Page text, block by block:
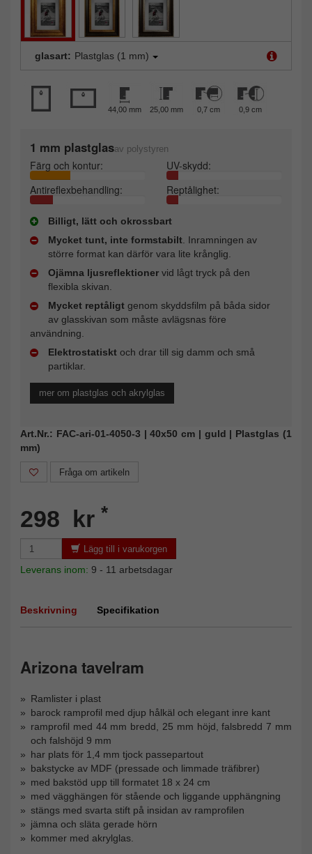
glasart: Plastglas (1 mm)
44,00 mm 25,00 mm 0,7 cm 0,9 cm
1 mm plastglasav polystyren
Färg och kontur:
UV-skydd:
Antireflexbehandling:
Reptålighet:
Billigt, lätt och okrossbart
Mycket tunt, inte formstabilt. Inramningen av
större format kan därför vara lite krånglig.
Ojämna ljusreflektioner vid lågt tryck på den
flexibla skivan.
Mycket reptåligt genom skyddsfilm på båda sidor
av glasskivan som måste avlägsnas före
användning.
Elektrostatiskt och drar till sig damm och små
partiklar.
mer om plastglas och akrylglas
Art.Nr.: FAC-ari-01-4050-3 | 40x50 cm | guld | Plastglas (1
mm)
Fråga om artikeln
298 kr *
Lägg till i varukorgen
Leverans inom: 9 - 11 arbetsdagar
Beskrivning Specifikation
Arizona tavelram
Ramlister i plast
barock ramprofil med djup hålkäl och elegant inre kant
ramprofil med 44 mm bredd, 25 mm höjd, falsbredd 7 mm
och falshöjd 9 mm
har plats för 1,4 mm tjock passepartout
bakstycke av MDF (pressade och limmade träfibrer)
med bakstöd upp till formatet 18 x 24 cm
med vägghängen för stående och liggande upphängning
stängs med svarta stift på insidan av ramprofilen
jämna och släta gerade hörn
kommer med akrylglas.